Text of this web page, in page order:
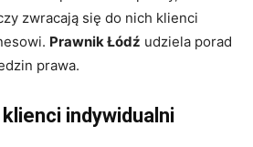
zwracają się do nich klienci
Prawnik Łódź udziela porad
prawa.
indywidualni